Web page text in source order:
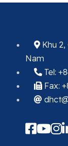
Khu 2,
Nam
Tel:
Fax: